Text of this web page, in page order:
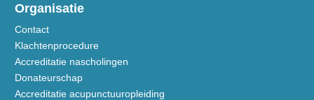
Organisatie
Contact
Klachtenprocedure
Accreditatie nascholingen
Donateurschap
Accreditatie acupunctuuropleiding